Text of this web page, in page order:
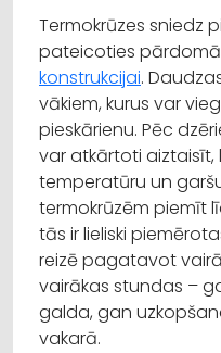
Termokrūzes sniedz
pateicoties
konstrukcijai.
vākiem, kurus var
pieskārienu. Pēc
var atkārtoti
temperatūru un
termokrūzēm piemīt
tās ir lieliski
reizē pagatavot
vairākas stundas –
galda, gan
vakarā.